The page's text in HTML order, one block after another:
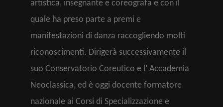
artistica, insegnante e coreografa e con il
quale ha preso parte a premi e
manifestazioni di danza raccogliendo molti
riconoscimenti. Dirigerà successivamente il
suo Conservatorio Coreutico e l’ Accademia
Neoclassica, ed è oggi docente formatore
nazionale ai Corsi di Specializzazione e